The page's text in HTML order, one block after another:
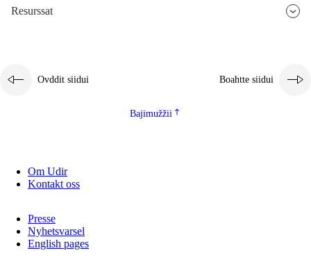
Resurssat
Ovddit siidui Boahtte siidui
Bajimužžii
Om Udir
Kontakt oss
Presse
Nyhetsvarsel
English pages